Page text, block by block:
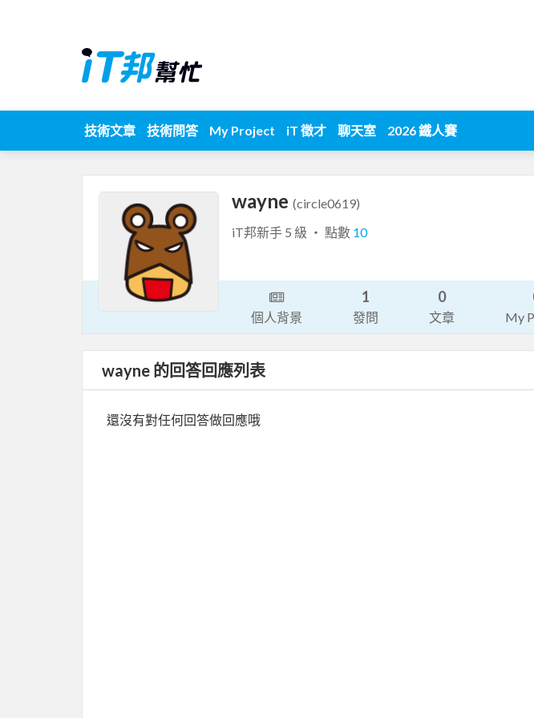
技術文章 技術問答 My Project iT 徵才 聊天室 2026 鐵人賽
wayne (circle0619)
iT邦新手 5 級 ‧ 點數 10
個人背景
1
發問
0
文章 My
wayne 的回答回應列表
還沒有對任何回答做回應哦